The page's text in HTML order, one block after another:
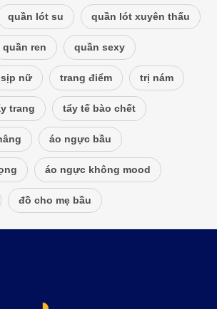
quần lót su quần lót xuyên thấu
quần ren quần sexy
sịp nữ trang điểm trị nám
trang tẩy tế bào chết
áo ngực bầu
áo ngực không mood
đồ cho mẹ bầu